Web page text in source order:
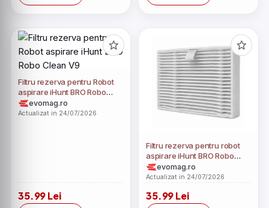
Filtru rezerva pentru Robot
aspirare iHunt BRO Robo
Clean V9
evomag.ro
Actualizat in 24/07/2026
35.99 Lei
Filtru rezerva pentru robot
aspirare iHunt BRO Robo
Clean V6 AutoBase
evomag.ro
Actualizat in 24/07/2026
35.99 Lei